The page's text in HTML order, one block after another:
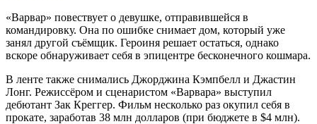
«Варвар» повествует о девушке, отправившейся в
командировку. Она по ошибке снимает дом, который уже
занял другой съёмщик. Героиня решает остаться, однако
вскоре обнаруживает себя в эпицентре бесконечного кошмара.
В ленте также снимались Джорджина Кэмпбелл и Джастин
Лонг. Режиссёром и сценаристом «Варвара» выступил
дебютант Зак Креггер. Фильм несколько раз окупил себя в
прокате, заработав 38 млн долларов (при бюджете в $4 млн).